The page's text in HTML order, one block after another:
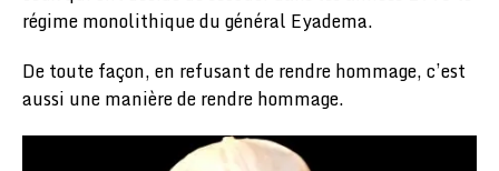
régime monolithique du général Eyadema.
De toute façon, en refusant de rendre hommage, c’est
aussi une manière de rendre hommage.